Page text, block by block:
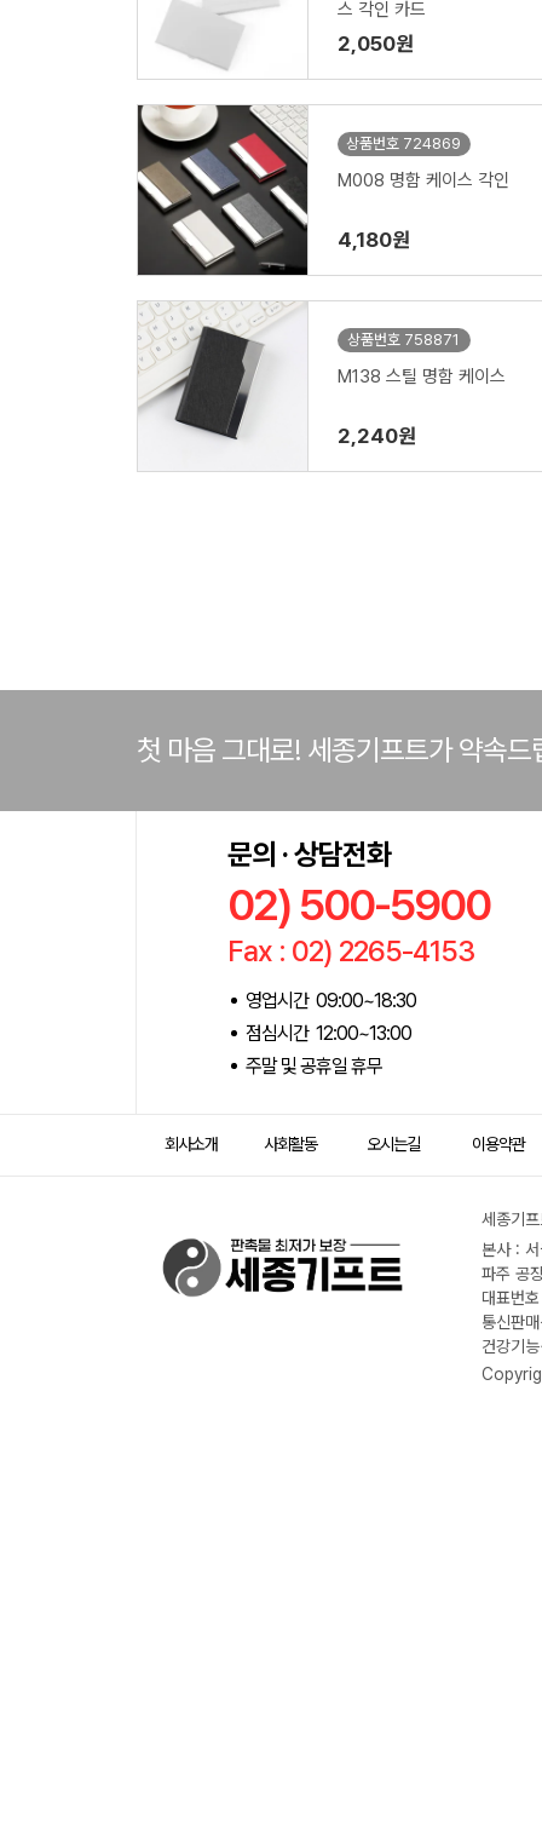
스 각인 카드
2,050원
상품번호 724869
M008 명함 케이스 각인
4,180원
상품번호 758871
M138 스틸 명함 케이스
2,240원
첫 마음 그대로! 세종기프트가 약속드
문의 · 상담전화
02) 500-5900
Fax : 02) 2265-4153
영업시간 09:00~18:30
점심시간 12:00~13:00
주말 및 공휴일 휴무
회사소개 사회활동 오시는길 이용약관
세종기
본사 :
파주 공
대표번
통신판
건강기